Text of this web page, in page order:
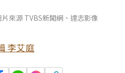
來源 TVBS新聞網、達志影像
李艾庭